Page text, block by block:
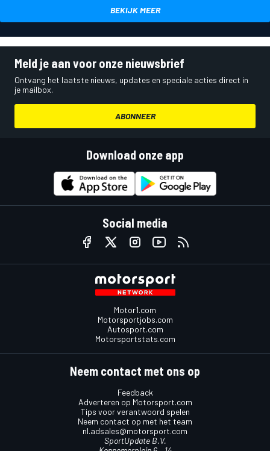
BEKIJK MEER
Meld je aan voor onze nieuwsbrief
Ontvang het laatste nieuws, updates en speciale acties direct in
je mailbox.
ABONNEER
Download onze app
Social media
Motor1.com
Motorsportjobs.com
Autosport.com
Motorsportstats.com
Neem contact met ons op
Feedback
Adverteren op Motorsport.com
Tips voor verantwoord spelen
Neem contact op met het team
nl.adsales@motorsport.com
SportUpdate B.V.